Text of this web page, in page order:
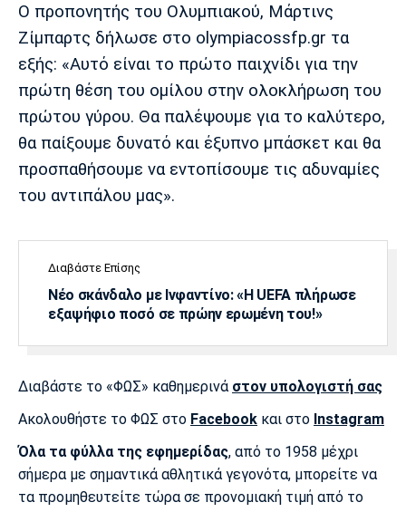
Μονακό
Ερυθρός
Αστέρας
Τότεναμ
Μπενφίκα
Ο προπονητής του Ολυμπιακού, Μάρτινς
Ζίμπαρτς δήλωσε στο olympiacossfp.gr τα
εξής: «Αυτό είναι το πρώτο παιχνίδι για την
πρώτη θέση του ομίλου στην ολοκλήρωση του
πρώτου γύρου. Θα παλέψουμε για το καλύτερο,
θα παίξουμε δυνατό και έξυπνο μπάσκετ και θα
προσπαθήσουμε να εντοπίσουμε τις αδυναμίες
του αντιπάλου μας».
Διαβάστε Επίσης
Νέο σκάνδαλο με Ινφαντίνο: «Η UEFA πλήρωσε
εξαψήφιο ποσό σε πρώην ερωμένη του!»
Διαβάστε το «ΦΩΣ» καθημερινά στον υπολογιστή σας
Ακολουθήστε το ΦΩΣ στο Facebook και στο Instagram
Όλα τα φύλλα της εφημερίδας, από το 1958 μέχρι
σήμερα με σημαντικά αθλητικά γεγονότα, μπορείτε να
τα προμηθευτείτε τώρα σε προνομιακή τιμή από το